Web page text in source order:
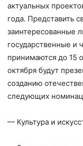
актуальных
года. Представить
заинтересованные
государственные и
принимаются до 15
октября будут
созданию
следующих
— Культура и